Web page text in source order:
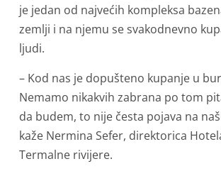
je jedan od najvećih kompleksa
zemlji i na njemu se svakodnevno
ljudi.
– Kod nas je dopušteno kupanje u
Nemamo nikakvih zabrana po tom
da budem, to nije česta pojava na
kaže Nermina Sefer, direktorica
Termalne rivijere.